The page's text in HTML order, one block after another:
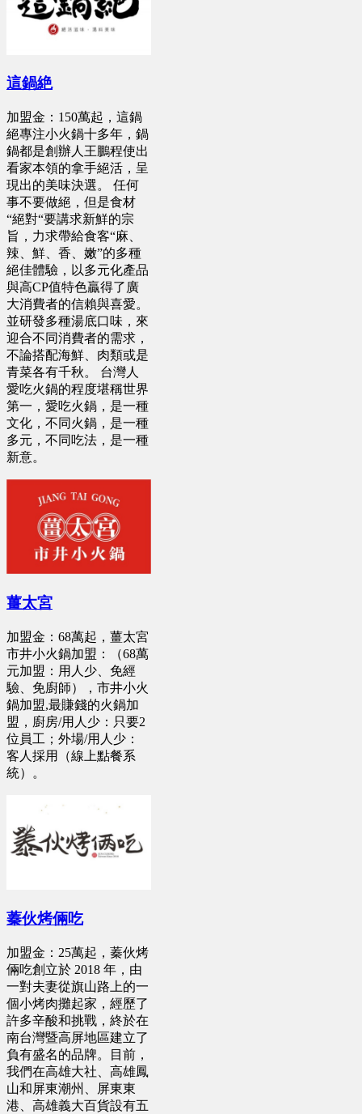
這鍋絶
加盟金：150萬起，這鍋
絕專注小火鍋十多年，鍋
鍋都是創辦人王鵬程使出
看家本領的拿手絕活，呈
現出的美味決選。 任何
事不要做絕，但是食材
“絕對“要講求新鮮的宗
旨，力求帶給食客“麻、
辣、鮮、香、嫩”的多種
絕佳體驗，以多元化產品
與高CP值特色贏得了廣
大消費者的信賴與喜愛。
並研發多種湯底口味，來
迎合不同消費者的需求，
不論搭配海鮮、肉類或是
青菜各有千秋。 台灣人
愛吃火鍋的程度堪稱世界
第一，愛吃火鍋，是一種
文化，不同火鍋，是一種
多元，不同吃法，是一種
新意。
薑太宮
加盟金：68萬起，薑太宮
市井小火鍋加盟：（68萬
元加盟：用人少、免經
驗、免廚師），市井小火
鍋加盟,最賺錢的火鍋加
盟，廚房/用人少：只要2
位員工；外場/用人少：
客人採用（線上點餐系
統）。
蓁伙烤倆吃
加盟金：25萬起，蓁伙烤
倆吃創立於 2018 年，由
一對夫妻從旗山路上的一
個小烤肉攤起家，經歷了
許多辛酸和挑戰，終於在
南台灣暨高屏地區建立了
負有盛名的品牌。目前，
我們在高雄大社、高雄鳳
山和屏東潮州、屏東東
港、高雄義大百貨設有五